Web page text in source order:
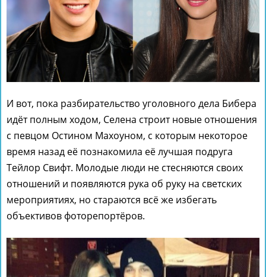
И вот, пока разбирательство уголовного дела Бибера
идёт полным ходом, Селена строит новые отношения
с певцом Остином Махоуном, с которым некоторое
время назад её познакомила её лучшая подруга
Тейлор Свифт. Молодые люди не стесняются своих
отношений и появляются рука об руку на светских
мероприятиях, но стараются всё же избегать
объективов фоторепортёров.